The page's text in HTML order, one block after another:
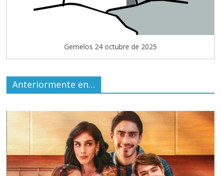
Gemelos 24 octubre de 2025
Anteriormente en…